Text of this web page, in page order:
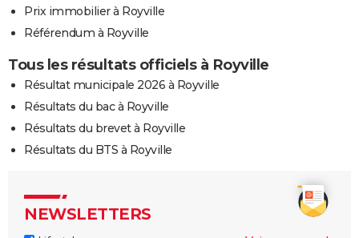
Prix immobilier à Royville
Référendum à Royville
Tous les résultats officiels à Royville
Résultat municipale 2026 à Royville
Résultats du bac à Royville
Résultats du brevet à Royville
Résultats du BTS à Royville
NEWSLETTERS